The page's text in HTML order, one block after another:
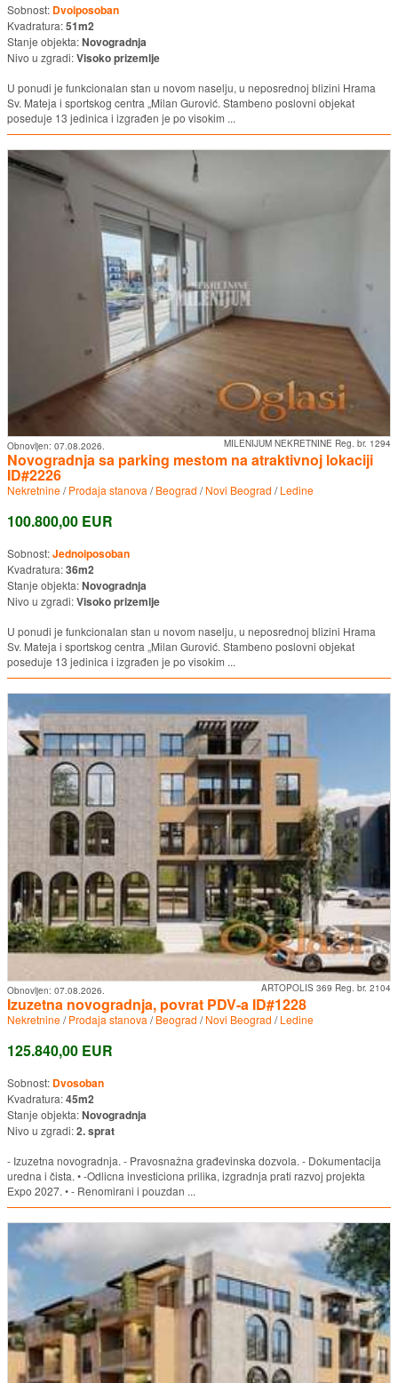
Sobnost: Dvoiposoban
Kvadratura:51m2
Stanje objekta:Novogradnja
Nivo u zgradi:Visoko prizemlje
U ponudi je funkcionalan stan u novom naselju, u neposrednoj blizini Hrama
Sv. Mateja i sportskog centra „Milan Gurović. Stambeno poslovni objekat
poseduje 13 jedinica i izgrađen je po visokim ...
MILENIJUM NEKRETNINE Reg. br. 1294
Obnovljen: 07.08.2026.
Novogradnja sa parking mestom na atraktivnoj lokaciji
ID#2226
Nekretnine/Prodaja stanova /Beograd /Novi Beograd /Ledine
100.800,00 EUR
Sobnost:Jednoiposoban
Kvadratura:36m2
Stanje objekta:Novogradnja
Nivo u zgradi:Visoko prizemlje
U ponudi je funkcionalan stan u novom naselju, u neposrednoj blizini Hrama
Sv. Mateja i sportskog centra „Milan Gurović. Stambeno poslovni objekat
poseduje 13 jedinica i izgrađen je po visokim ...
ARTOPOLIS 369 Reg. br. 2104
Obnovljen: 07.08.2026.
Izuzetna novogradnja, povrat PDV-a ID#1228
Nekretnine/Prodaja stanova /Beograd /Novi Beograd /Ledine
125.840,00 EUR
Sobnost: Dvosoban
Kvadratura:45m2
Stanje objekta:Novogradnja
Nivo u zgradi:2. sprat
- Izuzetna novogradnja. - Pravosnažna građevinska dozvola. - Dokumentacija
uredna i čista. • -Odlicna investiciona prilika, izgradnja prati razvoj projekta
Expo 2027. • - Renomirani i pouzdan ...